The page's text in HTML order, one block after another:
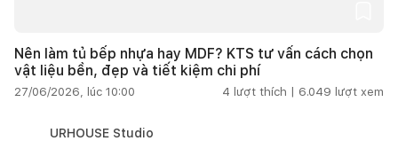
Nên làm tủ bếp nhựa hay MDF? KTS tư vấn cách chọn
vật liệu bền, đẹp và tiết kiệm chi phí
27/06/2026, lúc 10:00 4 lượt thích | 6.049 lượt xem
URHOUSE Studio